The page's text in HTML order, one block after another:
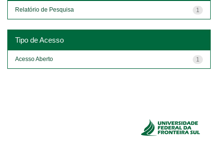
1
Relatório de Pesquisa
Tipo de Acesso
1
Acesso Aberto